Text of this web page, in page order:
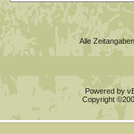
Alle
Powered by
Copyright